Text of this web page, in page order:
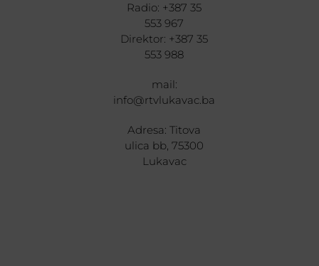
Radio: +387 35
553 967
Direktor: +387 35
553 988
mail:
info@rtvlukavac.ba
Adresa: Titova
ulica bb, 75300
Lukavac